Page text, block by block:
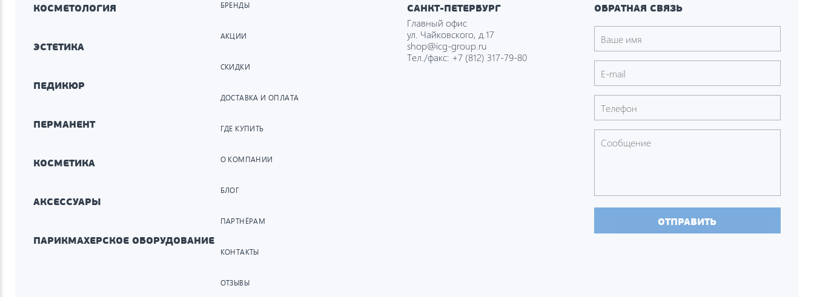
КОСМЕТОЛОГИЯ
ЭСТЕТИКА
ПЕДИКЮР
ПЕРМАНЕНТ
КОСМЕТИКА
АКСЕССУАРЫ
ПАРИКМАХЕРСКОЕ ОБОРУДОВАНИЕ
БРЕНДЫ
АКЦИИ
СКИДКИ
ДОСТАВКА И ОПЛАТА
ГДЕ КУПИТЬ
О КОМПАНИИ
БЛОГ
ПАРТНЁРАМ
КОНТАКТЫ
ОТЗЫВЫ
САНКТ-ПЕТЕРБУРГ
Главный офис
ул. Чайковского, д.17
shop@icg-group.ru
Тел./факс: +7 (812) 317-79-80
ОБРАТНАЯ СВЯЗЬ
ОТПРАВИТЬ